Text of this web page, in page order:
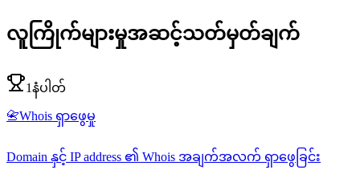
လူကြိုက်များမှုအဆင့်သတ်မှတ်ချက်
1နံပါတ်
📇Whois ရှာဖွေမှု
Domain နှင့် IP address ၏ Whois အချက်အလက် ရှာဖွေခြင်း